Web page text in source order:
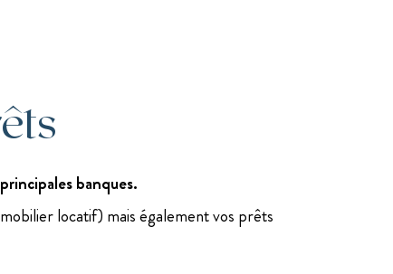
banques.
locatif) mais également vos prêts